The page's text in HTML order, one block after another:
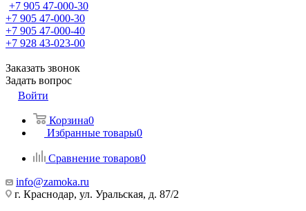
+7 905 47-000-30
+7 905 47-000-30
+7 905 47-000-40
+7 928 43-023-00
Заказать звонок
Задать вопрос
Войти
Корзина0
Избранные товары0
Сравнение товаров0
info@zamoka.ru
г. Краснодар, ул. Уральская, д. 87/2